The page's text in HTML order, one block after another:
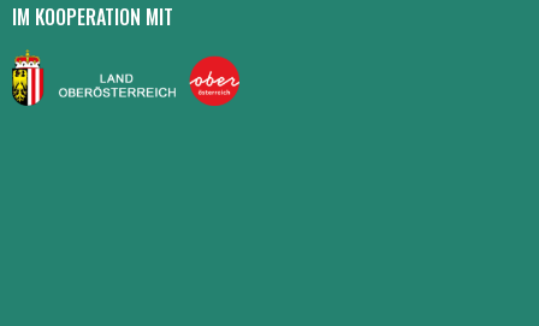
IM KOOPERATION MIT